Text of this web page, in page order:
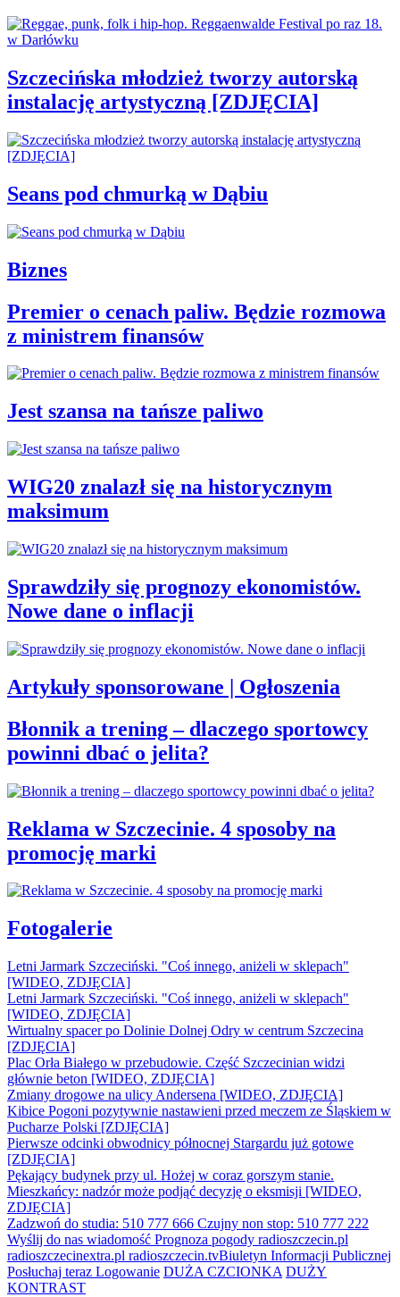
Szczecińska młodzież tworzy autorską
instalację artystyczną [ZDJĘCIA]
Seans pod chmurką w Dąbiu
Biznes
Premier o cenach paliw. Będzie rozmowa
z ministrem finansów
Jest szansa na tańsze paliwo
WIG20 znalazł się na historycznym
maksimum
Sprawdziły się prognozy ekonomistów.
Nowe dane o inflacji
Artykuły sponsorowane | Ogłoszenia
Błonnik a trening – dlaczego sportowcy
powinni dbać o jelita?
Reklama w Szczecinie. 4 sposoby na
promocję marki
Fotogalerie
Letni Jarmark Szczeciński. "Coś innego, aniżeli w sklepach"
[WIDEO, ZDJĘCIA]
Letni Jarmark Szczeciński. "Coś innego, aniżeli w sklepach"
[WIDEO, ZDJĘCIA]
Wirtualny spacer po Dolinie Dolnej Odry w centrum Szczecina
[ZDJĘCIA]
Plac Orła Białego w przebudowie. Część Szczecinian widzi
głównie beton [WIDEO, ZDJĘCIA]
Zmiany drogowe na ulicy Andersena [WIDEO, ZDJĘCIA]
Kibice Pogoni pozytywnie nastawieni przed meczem ze Śląskiem w
Pucharze Polski [ZDJĘCIA]
Pierwsze odcinki obwodnicy północnej Stargardu już gotowe
[ZDJĘCIA]
Pękający budynek przy ul. Hożej w coraz gorszym stanie.
Mieszkańcy: nadzór może podjąć decyzję o eksmisji [WIDEO,
ZDJĘCIA]
Zadzwoń do studia: 510 777 666 Czujny non stop: 510 777 222
Wyślij do nas wiadomość Prognoza pogody radioszczecin.pl
radioszczecinextra.pl radioszczecin.tvBiuletyn Informacji Publicznej
Posłuchaj teraz Logowanie DUŻA CZCIONKA DUŻY
KONTRAST